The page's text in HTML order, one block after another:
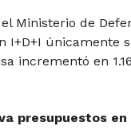
el Ministerio de
I+D+I únicamente
incrementó en